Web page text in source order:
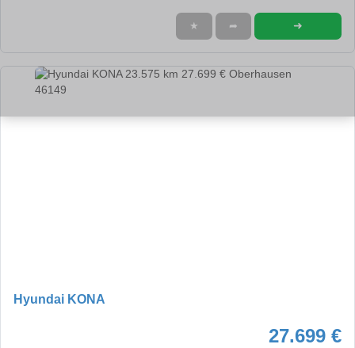
★ ➦ ➜
Hyundai KONA
27.699 €